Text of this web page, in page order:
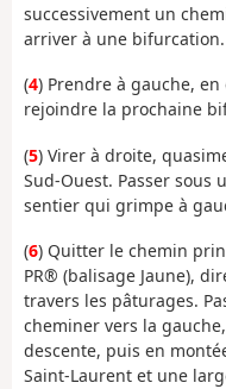
successivement un
arriver à une bifurcation.
(4) Prendre à gauche,
rejoindre la prochaine
(5) Virer à droite,
Sud-Ouest. Passer
sentier qui grimpe à
(6) Quitter le chemin
PR® (balisage Jaune),
travers les pâturages.
cheminer vers la
descente, puis en
Saint-Laurent et une